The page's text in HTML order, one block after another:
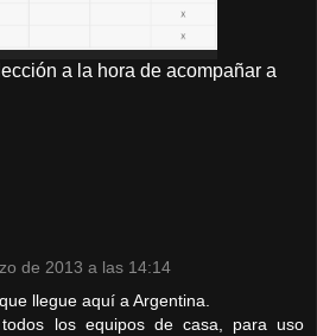
a la hora de acompañar a
de 2013 a las 14:14
llegue aquí a Argentina.
los equipos de casa, para uso